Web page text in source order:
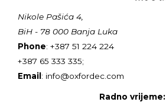
Nikole Pašića 4,
BiH - 78 000 Banja Luka
Phone: +387 51 224 224
+387 65 333 335;
Email: info@oxfordec.com
Radno vrijeme: